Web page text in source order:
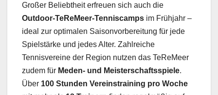
Großer Beliebtheit erfreuen sich auch die
Outdoor-TeReMeer-Tenniscamps im Frühjahr –
ideal zur optimalen Saisonvorbereitung für jede
Spielstärke und jedes Alter. Zahlreiche
Tennisvereine der Region nutzen das TeReMeer
zudem für Meden- und Meisterschaftsspiele.
Über 100 Stunden Vereinstraining pro Woche